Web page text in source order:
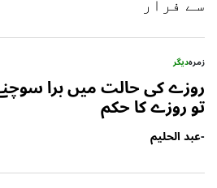
زمرہدیگر
روزے کی حالت میں برا
تو روزے کا حکم
-عبد الحلیم